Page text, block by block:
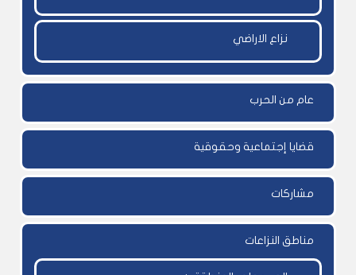
نزاع الاراضي
عام من الحرب
قضايا إجتماعية وحقوقية
مشاركات
مناطق النزاعات